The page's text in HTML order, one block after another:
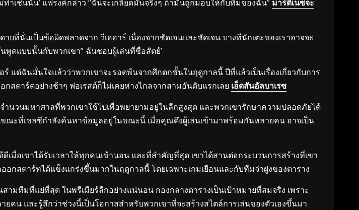
ำเช่นนั้น’ แฟรงค์กล่าว “ฉันจะเกลียดมันจริงๆ ถ้ามันถูกมอบให้กับทีมของฉัน” มาร์ติเนซจะ
ที่นั่นเป็นข้อผิดพลาดจาก วีเออาร์ เนื่องจากชัดเจนและชัดเจน บางทีนักเตะของเราอาจจะ
พูดแบบนั้นกับพวกเขา” ฉันชอบผู้เล่นที่ซื่อสัตย์’
แต่ฉันมั่นใจแล้วว่าพวกเขาจะรอดพ้นจากศึกตกชั้นในฤดูกาลนี้ ปีที่แล้วเป็นเรื่องเกี่ยวกับการ
สตาร์ตอย่างช้าๆ ฟอเรสต์ก็ไม่เคยห่างไกลจากสามอันดับแรกเลย เอ็ดสันอัลบาเรซ
นวนมหาศาลที่พวกเขาใช้ไปเพื่อพยายามอยู่ในลีกสูงสุด และพวกเขารักษาความปลอดภัยได้
ณะที่เชลซีกำลังค้นหาข้อมูลอยู่ในขณะนี้ เมื่อคุณดึงผู้เล่นเข้ามาพร้อมกันหลายคน อาจเป็น
มื่อเขาได้รับเวลาให้ทุกคนเข้านอน และที่สำคัญที่สุด เขาได้สานต่อกระบวนการสร้างที่เขา
อกสตาร์ทได้แข็งแกร่งขึ้นมากในฤดูกาลนี้ โดยเฉพาะเกมเยือนและกับทีมจ่าฝูงของตาราง
มทีมที่แย่ที่สุด ในพรีเมียร์ลีกอย่างแน่นอน กองกลางตารางเป็นเป้าหมายที่สมจริง เพราะ
น และรู้สึกว่าช่วงนี้เป็นโอกาสสำหรับพวกเขาที่จะสร้างสไตล์การเล่นของตัวเองขึ้นมา